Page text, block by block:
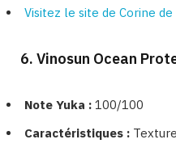
Visitez le site de Corine de
6. Vinosun Ocean
Note Yuka : 100/100
Caractéristiques :